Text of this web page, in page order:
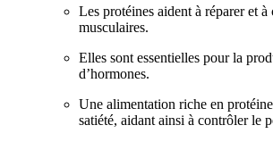
Les protéines aident à réparer et à
musculaires.
Elles sont essentielles pour la
d’hormones.
Une alimentation riche en
satiété, aidant ainsi à contrôler le